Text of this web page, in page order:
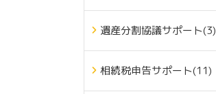
遺産分割協議サポート(3)
相続税申告サポート(11)